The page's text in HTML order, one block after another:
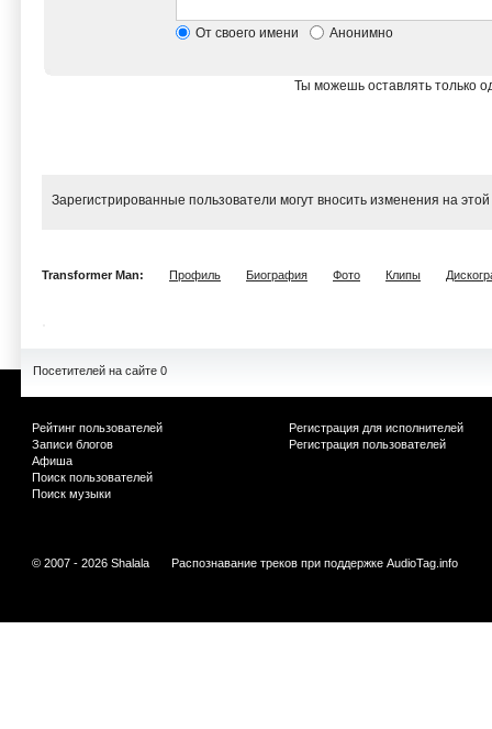
От своего имени Анонимно
Ты можешь оставлять только
Зарегистрированные пользователи могут вносить изменения на
Transformer Man: Профиль Биография Фото Клипы
Посетителей на сайте 0
Рейтинг пользователей
Записи блогов
Афиша
Поиск пользователей
Поиск музыки
Регистрация для исполнителей
Регистрация пользователей
© 2007 - 2026 Shalala Распознавание треков при поддержке AudioTag.info